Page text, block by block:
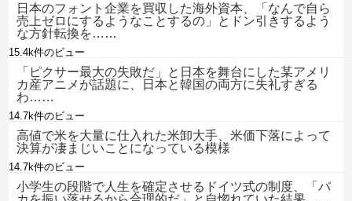
日本のフォント企業を買収した海外資本、「なんで自ら
売上ゼロにするようなことするの」とドン引きするよう
な方針転換を……
15.4k件のビュー
「ピクサー最大の失敗だ」と日本を舞台にした某アメリ
カ産アニメが話題に、日本と韓国の両方に失礼すぎる
わ……
14.7k件のビュー
高値で米を大量に仕入れた米卸大手、米価下落によって
決算が凄まじいことになっている模様
14.7k件のビュー
小学生の段階で人生を確定させるドイツ式の制度、「バ